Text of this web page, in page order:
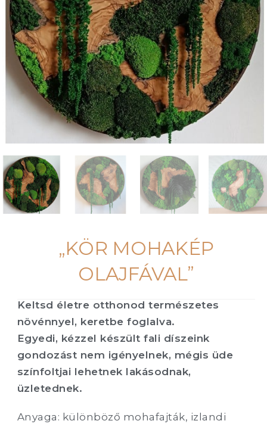
„KÖR MOHAKÉP
OLAJFÁVAL”
Keltsd életre otthonod természetes
növénnyel, keretbe foglalva.
Egyedi, kézzel készült fali díszeink
gondozást nem igényelnek, mégis üde
színfoltjai lehetnek lakásodnak,
üzletednek.
Anyaga: különböző mohafajták, izlandi